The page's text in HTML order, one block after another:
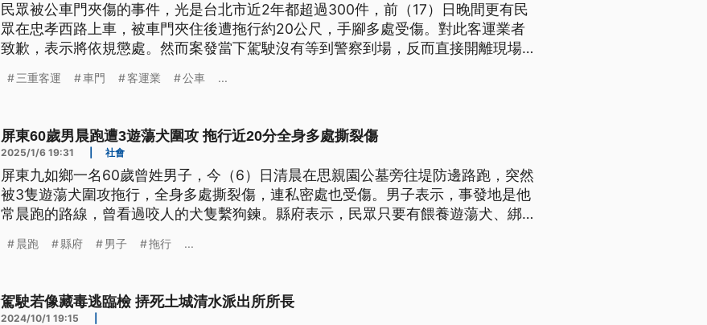
民眾被公車門夾傷的事件，光是台北市近2年都超過300件，前（17）日晚間更有民
眾在忠孝西路上車，被車門夾住後遭拖行約20公尺，手腳多處受傷。對此客運業者
致歉，表示將依規懲處。然而案發當下駕駛沒有等到警察到場，反而直接開離現場，
示，將視業者後續處理再考慮是否提告。
三重客運 車門 客運業 公車 ...
屏東60歲男晨跑遭3遊蕩犬圍攻 拖行近20分全身多處撕裂傷
2025/1/6 19:31 社會
屏東九如鄉一名60歲曾姓男子，今（6）日清晨在思親園公墓旁往堤防邊路跑，突然
被3隻遊蕩犬圍攻拖行，全身多處撕裂傷，連私密處也受傷。男子表示，事發地是他
常晨跑的路線，曾看過咬人的犬隻繫狗鍊。縣府表示，民眾只要有餵養遊蕩犬、綁繩
晨跑 縣府 男子 拖行 ...
駕駛若像藏毒逃臨檢 挵死土城清水派出所所長
2024/10/1 19:15